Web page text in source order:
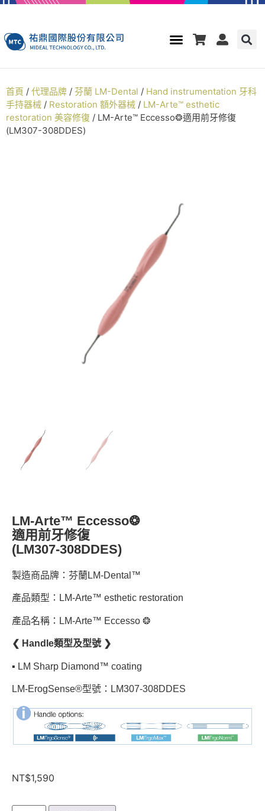
首頁 / 代理品牌 / 芬蘭 LM-Dental / Hand instrumentation 牙科
手持器械 / Restoration 額外器械 / LM-Arte™ esthetic
restoration 美容修復 / LM-Arte™ Eccesso❂適用前牙修復
(LM307-308DDES)
LM-Arte™ Eccesso❂
適用前牙修復
(LM307-308DDES)
製造商品牌：芬蘭LM-Dental™
產品類型：LM-Arte™ esthetic restoration
產品名稱：LM-Arte™ Eccesso ❂
❮ Handle類型及型號 ❯
▪︎ LM Sharp Diamond™ coating
LM-ErogSense®型號：LM307-308DDES
NT$1,590